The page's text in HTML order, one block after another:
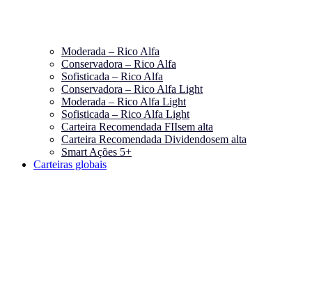
Moderada – Rico Alfa
Conservadora – Rico Alfa
Sofisticada – Rico Alfa
Conservadora – Rico Alfa Light
Moderada – Rico Alfa Light
Sofisticada – Rico Alfa Light
Carteira Recomendada FIIsem alta
Carteira Recomendada Dividendosem alta
Smart Ações 5+
Carteiras globais